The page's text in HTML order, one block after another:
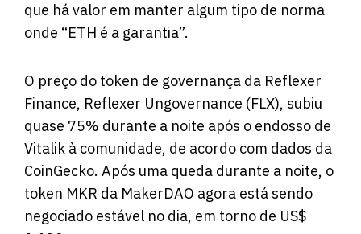
que há valor em manter algum tipo de norma
onde “ETH é a garantia”.
O preço do token de governança da Reflexer
Finance, Reflexer Ungovernance (FLX), subiu
quase 75% durante a noite após o endosso de
Vitalik à comunidade, de acordo com dados da
CoinGecko. Após uma queda durante a noite, o
token MKR da MakerDAO agora está sendo
negociado estável no dia, em torno de US$